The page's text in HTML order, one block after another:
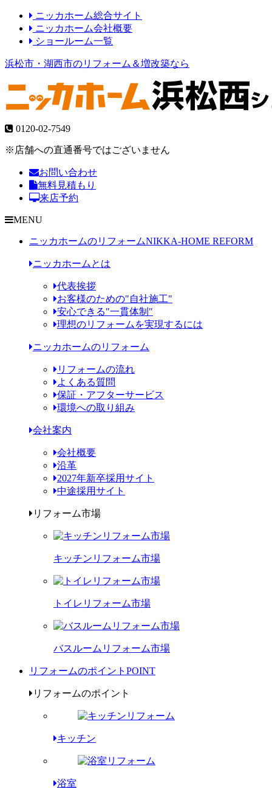
ニッカホーム総合サイト
ニッカホーム会社概要
ショールーム一覧
浜松市・湖西市のリフォーム＆増改築なら
0120-02-7549
※店舗への直通番号ではございません
お問い合わせ
無料見積もり
来店予約
MENU
ニッカホームのリフォームNIKKA-HOME REFORM
ニッカホームとは
代表挨拶
お客様のための"自社施工"
安心できる"一貫体制"
理想のリフォームを実現するには
ニッカホームのリフォーム
リフォームの流れ
よくある質問
保証・アフターサービス
環境への取り組み
会社案内
会社概要
沿革
2027年新卒採用サイト
中途採用サイト
リフォーム市場
キッチンリフォーム市場
トイレリフォーム市場
バスルームリフォーム市場
リフォームのポイント POINT
リフォームのポイント
キッチン
浴室